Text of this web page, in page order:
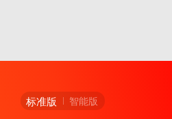
标准版 智能版